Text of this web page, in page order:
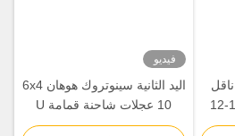
سينوتروك هو 371 8x4 ناقل
نقل يدوي شاحنة هدر 10-12
فيديو
اليد الثانية سينوتروك هوهان 6x4
10 عجلات شاحنة قمامة U
شكل Howo NX 380HP شاحنة